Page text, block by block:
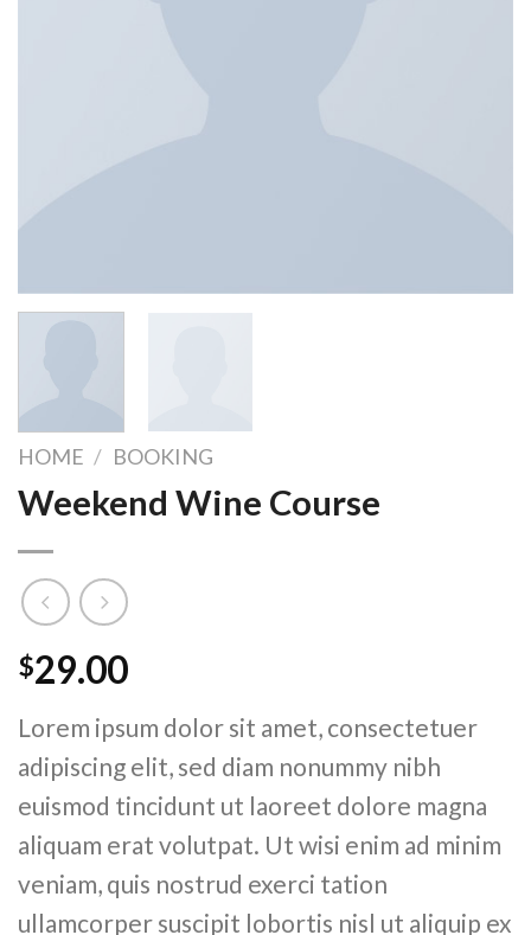
HOME / BOOKING
Weekend Wine Course
$29.00
Lorem ipsum dolor sit amet, consectetuer
adipiscing elit, sed diam nonummy nibh
euismod tincidunt ut laoreet dolore magna
aliquam erat volutpat. Ut wisi enim ad minim
veniam, quis nostrud exerci tation
ullamcorper suscipit lobortis nisl ut aliquip ex